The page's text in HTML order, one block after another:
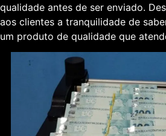
qualidade antes de ser enviado.
aos clientes a tranquilidade de
um produto de qualidade que